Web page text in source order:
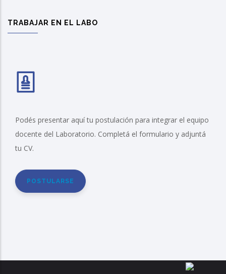
TRABAJAR EN EL LABO
Podés presentar aquí tu postulación para integrar el equipo
docente del Laboratorio. Completá el formulario y adjuntá
tu CV.
POSTULARSE